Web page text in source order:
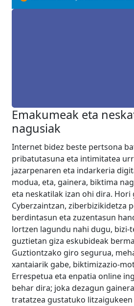
Emakumeak eta
nagusiak
Internet bidez beste pertsona
pribatutasuna eta intimitatea
jazarpenaren eta indarkeria
modua, eta, gainera, biktima
eta neskatilak izan ohi dira. Hori
Cyberzaintzan, ziberbizikidetza
berdintasun eta zuzentasun
lortzen lagundu nahi dugu, bizi-
guztietan giza eskubideak
Guztiontzako giro segurua,
xantaiarik gabe, biktimizazio-
Errespetua eta enpatia online
behar dira; joka dezagun
tratatzea gustatuko litzaigukeen